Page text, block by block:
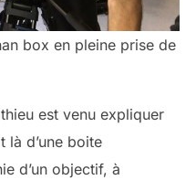
box en pleine prise de
est venu expliquer
là d’une boite
d’un objectif, à